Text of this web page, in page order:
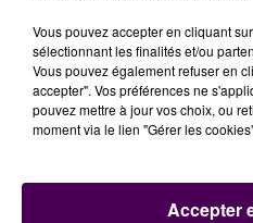
Vous pouvez accepter en cliquant
sélectionnant les finalités et/ou
Vous pouvez également refuser en
accepter". Vos préférences ne
pouvez mettre à jour vos choix, ou
moment via le lien "Gérer les
Accepter